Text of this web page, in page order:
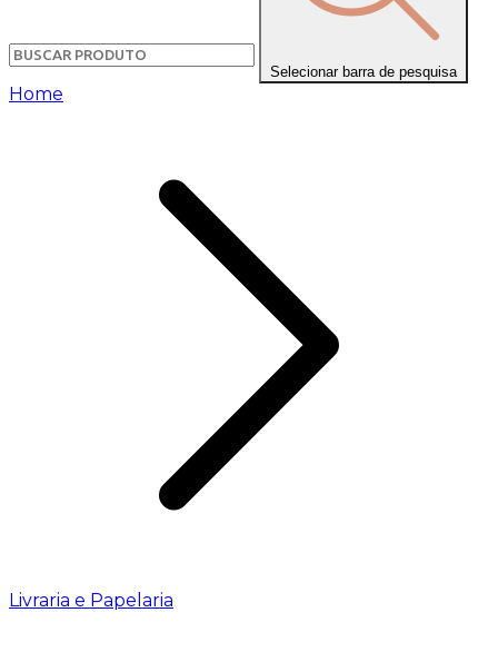
Selecionar barra de pesquisa
Home
Livraria e Papelaria